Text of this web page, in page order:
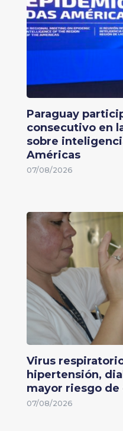
Paraguay
consecutivo en
sobre
Américas
07/08/2026
Virus
hipertensión,
mayor riesgo
07/08/2026